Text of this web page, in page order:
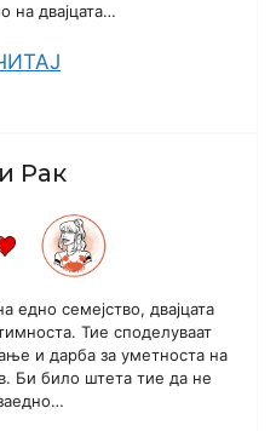
на двајцата…
Рак
едно семејство, двајцата
Тие споделуваат
и дарба за уметноста на
Би било штета тие да не